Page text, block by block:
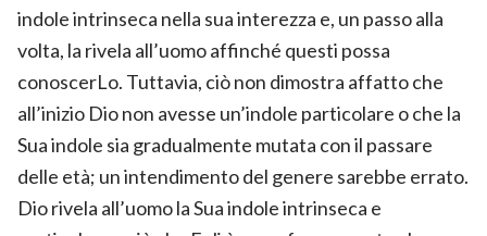
indole intrinseca nella sua interezza e, un passo alla
volta, la rivela all’uomo affinché questi possa
conoscerLo. Tuttavia, ciò non dimostra affatto che
all’inizio Dio non avesse un’indole particolare o che la
Sua indole sia gradualmente mutata con il passare
delle età; un intendimento del genere sarebbe errato.
Dio rivela all’uomo la Sua indole intrinseca e